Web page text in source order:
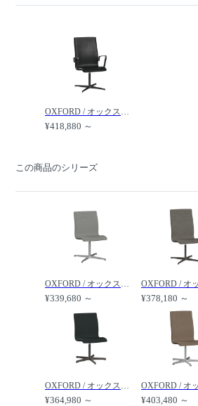
OXFORD / オックスフォード アームチェア 4スターベース グライド付 ミディアムハイバック 3243T /
¥418,880 ～
この商品のシリーズ
OXFORD / オックスフォード チェア 4スターベース グライド付 ローバック 3141T /
¥339,680 ～ ¥378,180 ～
OXFORD / オックスフォード チェア 5スターベース グライド付 ローバック シート高さ固定式ベース 3171T /
¥364,980 ～ ¥403,480 ～